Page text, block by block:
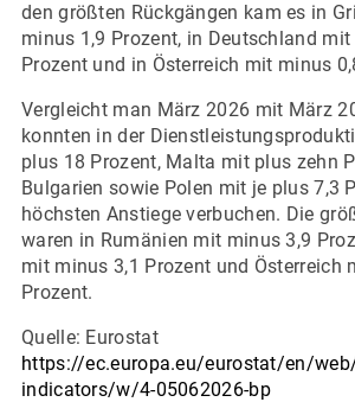
den größten Rückgängen kam es in
minus 1,9 Prozent, in Deutschland
Prozent und in Österreich mit minus
Vergleicht man März 2026 mit März
konnten in der
plus 18 Prozent, Malta mit plus zehn
Bulgarien sowie Polen mit je plus 7,3
höchsten Anstiege verbuchen. Die
waren in Rumänien mit minus 3,9
mit minus 3,1 Prozent und Österreich
Prozent.
Quelle: Eurostat
https://ec.europa.eu/eurostat/en/
indicators/w/4-05062026-bp